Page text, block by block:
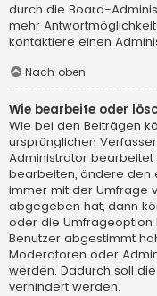
durch die Board-
mehr
kontaktiere einen
Nach oben
Wie bearbeite oder
Wie bei den Beiträgen
ursprünglichen
Administrator
bearbeiten, ändere den
immer mit der Umfrage
abgegeben hat, dann
oder die Umfrageoption
Benutzer abgestimmt
Moderatoren oder
werden. Dadurch soll
verhindert werden.